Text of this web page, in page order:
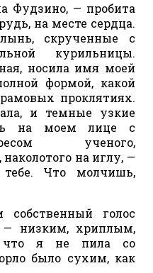
Фудзино, — пробита
на месте сердца.
скрученные с
курильницы.
носила имя моей
формой, какой
проклятиях.
и темные узкие
на моем лице с
ученого,
на иглу, —
тебе. Что молчишь,
голос
низким, хриплым,
что я не пила со
было сухим, как